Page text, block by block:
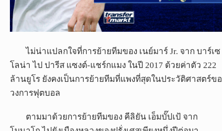
ไม่น่าแปลกใจที่การย้ายทีมของ เนย์มาร์ Jr. จาก บาร์เซ
โลน่า ไป ปารีส แซงต์-แชร์กแมง ในปี 2017 ด้วยค่าตัว 222
ล้านยูโร ยังคงเป็นการย้ายทีมที่แพงที่สุดในประวัติศาสตร์ข
วงการฟุตบอล
ตามมาด้วยการย้ายทีมของ คีลิยัน เอ็มบั๊ปเป้ จาก